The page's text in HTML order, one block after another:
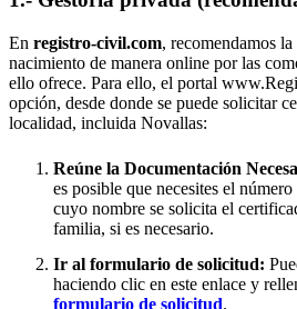
En registro-civil.com, recomendamos
nacimiento de manera online por las
ello ofrece. Para ello, el portal
opción, desde donde se puede solicitar
localidad, incluida Novallas:
Reúne la Documentación
es posible que necesites el
cuyo nombre se solicita el
familia, si es necesario.
Ir al formulario de solicitud:
haciendo clic en este enlace y
formulario de solicitud.